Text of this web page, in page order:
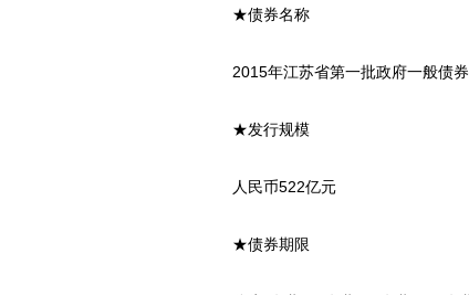
★债券名称
2015年江苏省第一批政府一般债券
★发行规模
人民币522亿元
★债券期限